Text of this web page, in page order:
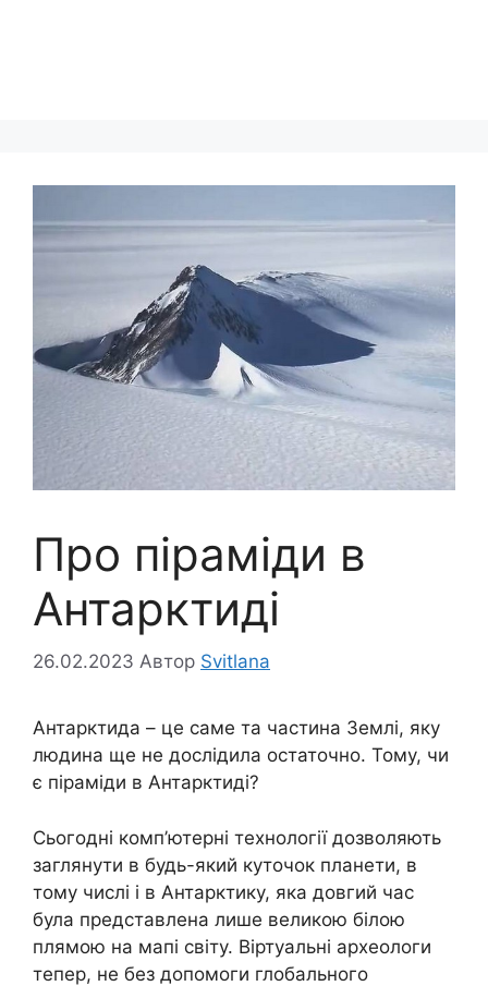
Про піраміди в
Антарктиді
26.02.2023 Автор Svitlana
Антарктида – це саме та частина Землі, яку
людина ще не дослідила остаточно. Тому, чи
є піраміди в Антарктиді?
Сьогодні комп’ютерні технології дозволяють
заглянути в будь-який куточок планети, в
тому числі і в Антарктику, яка довгий час
була представлена лише великою білою
плямою на мапі світу. Віртуальні археологи
тепер, не без допомоги глобального